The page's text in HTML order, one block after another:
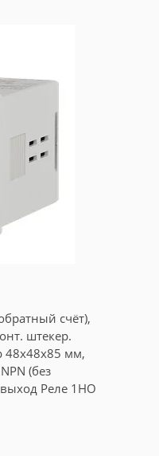
счёт),
штекер.
48x48x85 мм,
(без
выход Реле 1НО